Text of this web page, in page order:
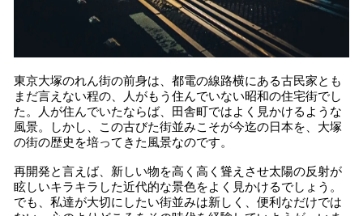
東京大塚のれん街の前身は、都電の線路横にある古民家とも
まだ言えない程の、人がもう住んでいない昭和の住宅街でし
た。人が住んでいたならば、田舎町ではよく見かけるような
風景。しかし、この古びた街並みこそが今迄の日本を、大塚
の街の歴史を培ってきた風景なのです。
再開発と言えば、新しい物を高く高く聳えさせ太陽の反射が
眩しいキラキラした近代的な景色をよく見かけるでしょう。
でも、私達が大切にしたい街並みは新しく、便利なだけでは